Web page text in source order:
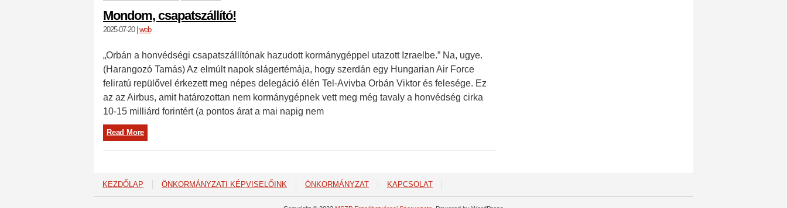
Mondom, csapatszállító!
2025-07-20|web
„Orbán a honvédségi csapatszállítónak hazudott kormánygéppel utazott Izraelbe.” Na, ugye.
(Harangozó Tamás) Az elmúlt napok slágertémája, hogy szerdán egy Hungarian Air Force
feliratú repülővel érkezett meg népes delegáció élén Tel-Avivba Orbán Viktor és felesége. Ez
az az Airbus, amit határozottan nem kormánygépnek vett meg még tavaly a honvédség cirka
10-15 milliárd forintért (a pontos árat a mai napig nem
Read More
KEZDŐLAP ÖNKORMÁNYZATI KÉPVISELŐINK ÖNKORMÁNYZAT KAPCSOLAT